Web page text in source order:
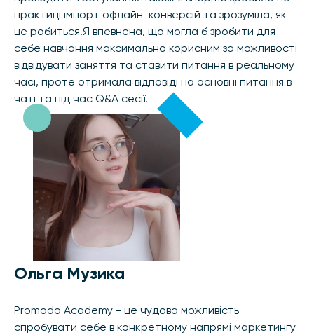
практиці імпорт офлайн-конверсій та зрозуміла, як
це робиться.Я впевнена, що могла б зробити для
себе навчання максимально корисним за можливості
відвідувати заняття та ставити питання в реальному
часі, проте отримала відповіді на основні питання в
чаті та під час Q&A сесії.
Ольга Музика
Promodo Academy - це чудова можливість
спробувати себе в конкретному напрямі маркетингу